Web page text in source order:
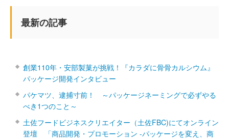
最新の記事
創業110年・安部製菓が挑戦！『カラダに骨骨カルシウム』
パッケージ開発インタビュー
パケマツ、逮捕寸前！ ～パッケージネーミングで必ずやる
べき1つのこと～
土佐フードビジネスクリエイター（土佐FBC)にてオンライン
登壇 「商品開発・プロモーション ‐パッケージを変え、商